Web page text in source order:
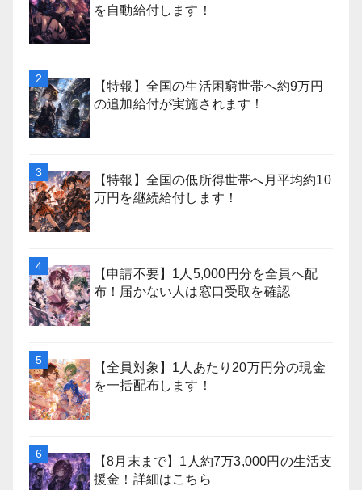
を自動給付します！
【特報】全国の生活困窮世帯へ約9万円
の追加給付が実施されます！
【特報】全国の低所得世帯へ月平均約10
万円を継続給付します！
【申請不要】1人5,000円分を全員へ配
布！届かない人は窓口受取を確認
【全員対象】1人あたり20万円分の現金
を一括配布します！
【8月末まで】1人約7万3,000円の生活支
援金！詳細はこちら